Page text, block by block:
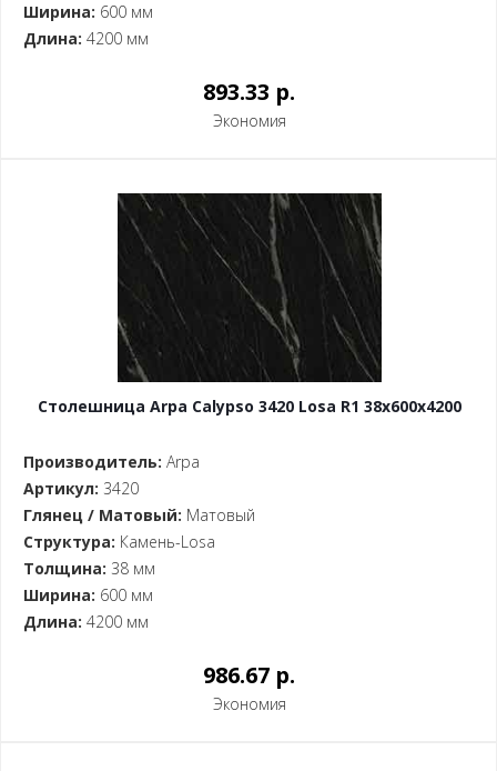
Ширина: 600 мм
Длина: 4200 мм
893.33 p.
Экономия
Столешница Arpa Calypso 3420 Losa R1 38x600x4200
Производитель: Arpa
Артикул: 3420
Глянец / Матовый: Матовый
Структура: Камень-Losa
Толщина: 38 мм
Ширина: 600 мм
Длина: 4200 мм
986.67 p.
Экономия